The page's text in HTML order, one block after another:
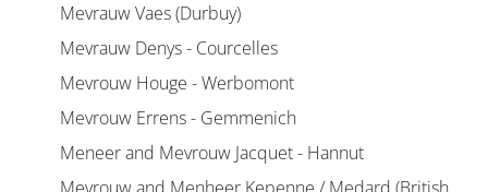
Mevrauw Vaes (Durbuy)
Mevrauw Denys - Courcelles
Mevrouw Houge - Werbomont
Mevrouw Errens - Gemmenich
Meneer and Mevrouw Jacquet - Hannut